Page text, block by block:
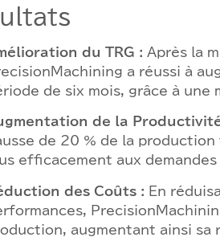
du TRG : Après la
a réussi à
de six mois, grâce à
de la
de 20 % de la
efficacement aux demandes
des Coûts : En
augmentant ainsi sa